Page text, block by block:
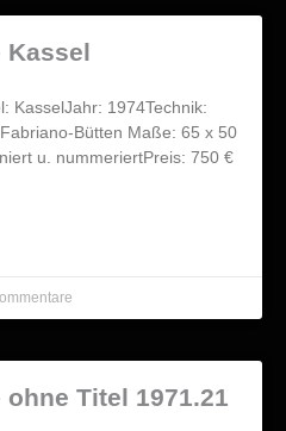
Kassel
KasselJahr: 1974Technik:
Bütten Maße: 65 x 50
u. nummeriertPreis: 750 €
Titel 1971.21